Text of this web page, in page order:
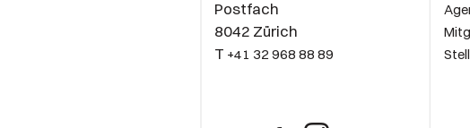
Postfach
8042 Zürich
T +41 32 968 88 89